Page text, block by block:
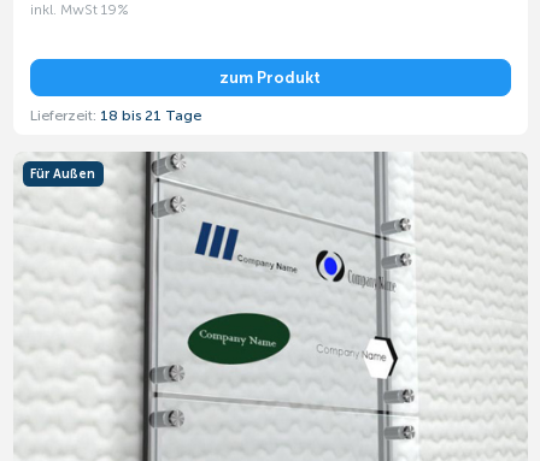
inkl. MwSt 19%
zum Produkt
Lieferzeit: 18 bis 21 Tage
Für Außen